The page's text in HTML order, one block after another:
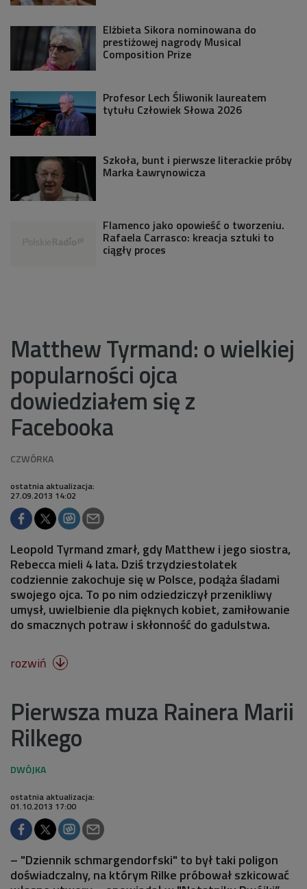
Elżbieta Sikora nominowana do
prestiżowej nagrody Musical
Composition Prize
Profesor Lech Śliwonik laureatem
tytułu Człowiek Słowa 2026
Szkoła, bunt i pierwsze literackie próby
Marka Ławrynowicza
Flamenco jako opowieść o tworzeniu.
Rafaela Carrasco: kreacja sztuki to
ciągły proces
Matthew Tyrmand: o wielkiej
popularności ojca
dowiedziałem się z
Facebooka
ostatnia aktualizacja:
27.09.2013 14:02
Leopold Tyrmand zmarł, gdy Matthew i jego siostra,
Rebecca mieli 4 lata. Dziś trzydziestolatek
codziennie zakochuje się w Polsce, podąża śladami
swojego ojca. To po nim odziedziczył przenikliwy
umysł, uwielbienie dla pięknych kobiet, zamiłowanie
do smacznych potraw i skłonność do gadulstwa.
rozwiń 
Pierwsza muza Rainera Marii
Rilkego
ostatnia aktualizacja:
01.10.2013 17:00
– "Dziennik schmargendorfski" to był taki poligon
doświadczalny, na którym Rilke próbował szkicować